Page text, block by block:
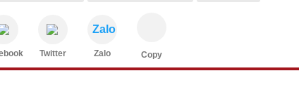
Twitter
Zalo
Zalo Copy